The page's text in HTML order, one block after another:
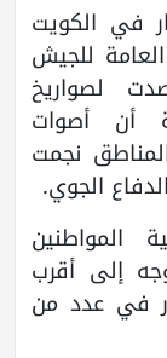
في الكويت
للجيش
لصواريخ
أن أصوات
نجمت
الجوي.
المواطنين
إلى أقرب
في عدد من